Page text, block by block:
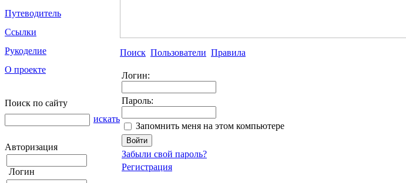
Путеводитель
Ссылки
Рукоделие
О проекте
Поиск по сайту
искать
Авторизация
Логин
Поиск Пользователи Правила
Логин:
Пароль:
Запомнить меня на этом компьютере
Забыли свой пароль?
Регистрация